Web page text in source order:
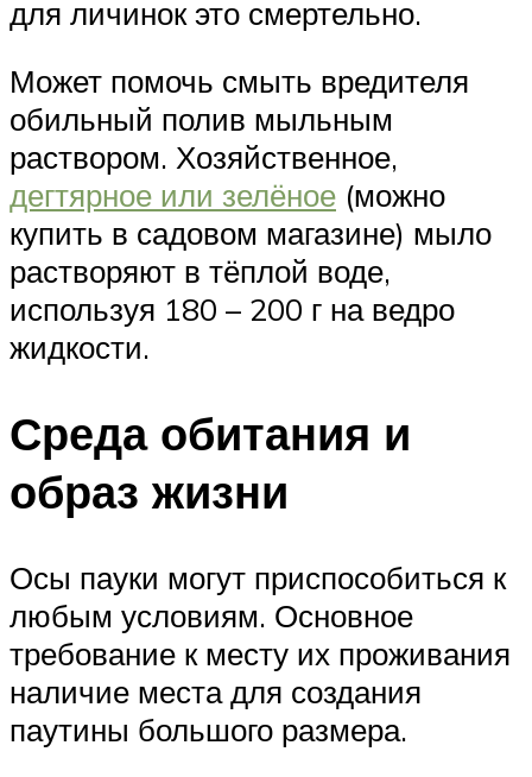
для личинок это смертельно.
Может помочь смыть вредителя
обильный полив мыльным
раствором. Хозяйственное,
дегтярное или зелёное (можно
купить в садовом магазине) мыло
растворяют в тёплой воде,
используя 180 – 200 г на ведро
жидкости.
Среда обитания и
образ жизни
Осы пауки могут приспособиться к
любым условиям. Основное
требование к месту их проживания
наличие места для создания
паутины большого размера.